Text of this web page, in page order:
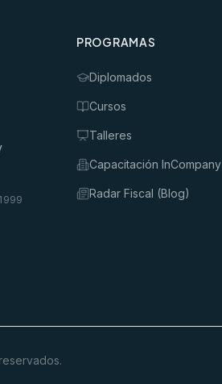
PROGRAMAS
Diplomados
Cursos
Talleres
Capacitación InCompany
Radar Fiscal (Blog)